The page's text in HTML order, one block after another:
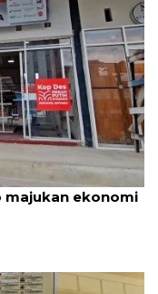
majukan ekonomi